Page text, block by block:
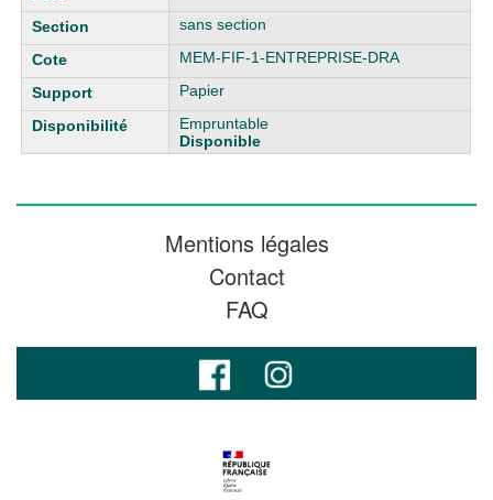
sans section
MEM-FIF-1-ENTREPRISE-DRA
Papier
Empruntable
Disponible
Mentions légales
Contact
FAQ